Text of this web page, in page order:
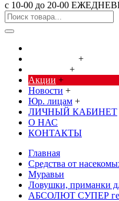
с 10-00 до 20-00
+
+
Акции +
Новости +
Юр. лицам +
ЛИЧНЫЙ КАБИНЕТ
О НАС
КОНТАКТЫ
Главная
Cредства от
Муравьи
Ловушки, приманки
АБСОЛЮТ СУПЕР